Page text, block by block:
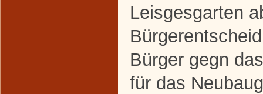
Leisgesgarten
Bürger gegn
für das